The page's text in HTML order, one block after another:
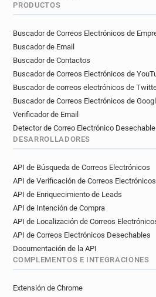
PRODUCTOS
Buscador de Correos Electrónicos de
Buscador de Email
Buscador de Contactos
Buscador de Correos Electrónicos de
Buscador de correos electrónicos de
Buscador de Correos Electrónicos de
Verificador de Email
Detector de Correo Electrónico Desechable
DESARROLLADORES
API de Búsqueda de Correos Electrónicos
API de Verificación de Correos Electrónicos
API de Enriquecimiento de Leads
API de Intención de Compra
API de Localización de Correos
API de Correos Electrónicos Desechables
Documentación de la API
COMPLEMENTOS E INTEGRACIONES
Extensión de Chrome